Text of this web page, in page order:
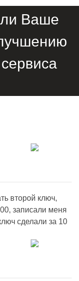
Ваше
второй ключ,
записали меня
сделали за 10